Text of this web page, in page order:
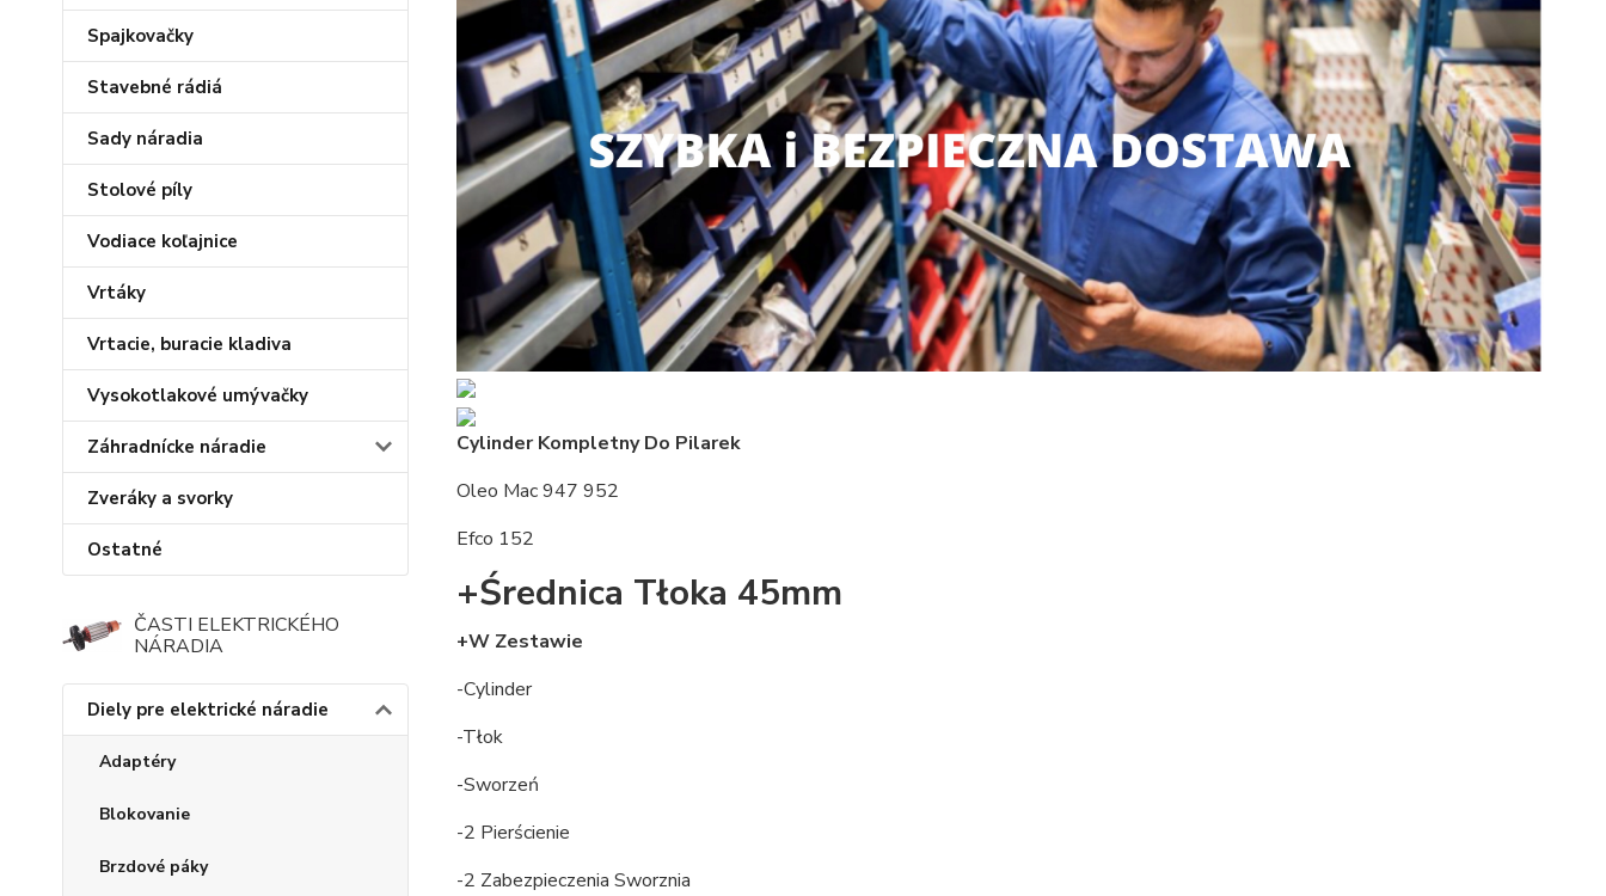
Spajkovačky
Stavebné rádiá
Sady náradia
Stolové píly
Vodiace koľajnice
Vrtáky
Vrtacie, buracie kladiva
Vysokotlakové umývačky
Záhradnícke náradie
Zveráky a svorky
Ostatné
ČASTI ELEKTRICKÉHO
NÁRADIA
Diely pre elektrické náradie
Adaptéry
Blokovanie
Brzdové páky
Cylinder Kompletny Do Pilarek
Oleo Mac 947 952
Efco 152
+Średnica Tłoka 45mm
+W Zestawie
-Cylinder
-Tłok
-Sworzeń
-2 Pierścienie
-2 Zabezpieczenia Sworznia